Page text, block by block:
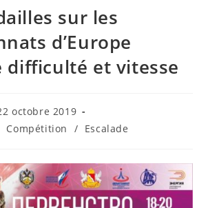
sur les
d’Europe
difficulté et vitesse
octobre 2019
Compétition / Escalade